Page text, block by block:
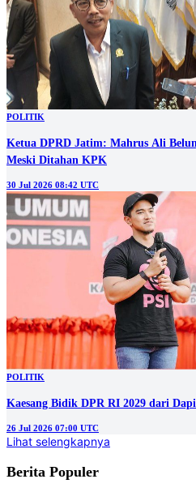
POLITIK
Ketua DPRD Jatim: Mahrus Ali
Meski Ditahan KPK
30 Jul 2026 08:42 UTC
POLITIK
Kaesang Bidik DPR RI 2029 dari
26 Jul 2026 07:00 UTC
Lihat selengkapnya
Berita Populer